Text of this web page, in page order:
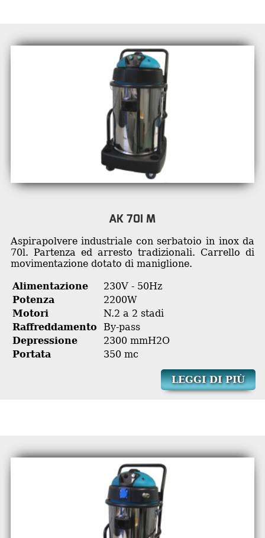
AK 70I M
Aspirapolvere industriale con serbatoio in inox da
70l. Partenza ed arresto tradizionali. Carrello di
movimentazione dotato di maniglione.
Alimentazione
230V - 50Hz
Potenza
2200W
Motori
N.2 a 2 stadi
Raffreddamento
By-pass
Depressione
2300 mmH2O
Portata
350 mc
LEGGI DI PIÙ